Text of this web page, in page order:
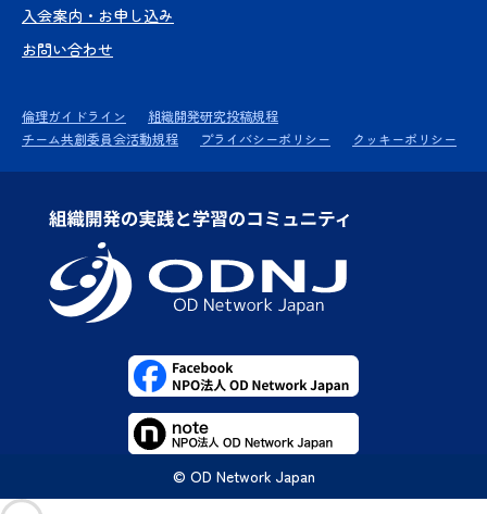
入会案内・お申し込み
お問い合わせ
倫理ガイドライン
組織開発研究投稿規程
チーム共創委員会活動規程
プライバシーポリシー クッキーポリシー
© OD Network Japan